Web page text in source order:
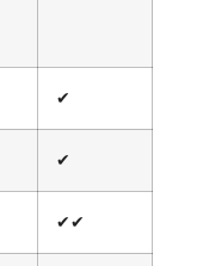
✔
✔
✔✔